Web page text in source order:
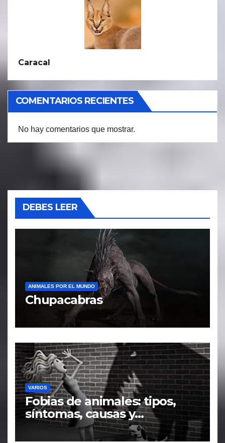
Caracal
COMENTARIOS RECIENTES
No hay comentarios que mostrar.
DEBES LEER
ANIMALES POR EL MUNDO
Chupacabras
VARIOS
Fobias de animales: tipos,
síntomas, causas y
tratamiento